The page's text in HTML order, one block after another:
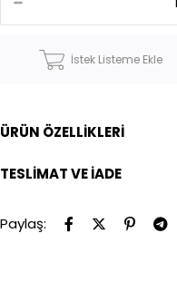
İstek Listeme Ekle
ÜRÜN ÖZELLIKLERI
TESLIMAT VE İADE
Paylaş: